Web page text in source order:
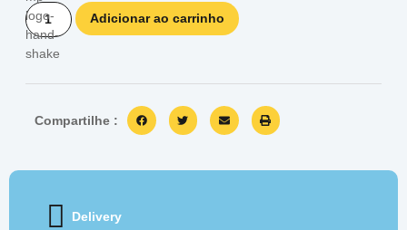
Adicionar ao carrinho
Compartilhe :
Delivery